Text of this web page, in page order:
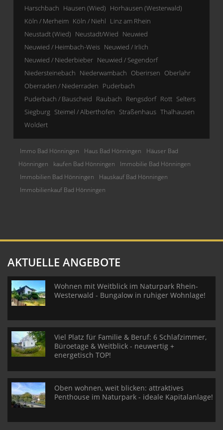
Harschbach Hausen (Wied) Horhausen (Westerwald)
Köln / Merheim Köln / Niehl Linz am Rhein
Neustadt (Wied) Neustadt/Wied Neuwied
Neuwied / Heimbach-Weis Neuwied / Irlich
Neuwied / Niederbieber Neuwied / Segendorf
Niedersteinebach Niederwambach Oberirsen Oberlahr
Oberraden / Niederraden Puderbach
Puderbach / Bauscheid Raubach Rengsdorf Rott Selters
Siegburg Steimel / Alberthofen Straßenhaus Thalhausen
Woldert
Immo Bad Hönningen Haus Bad Hönningen
Häuser Bad
Hönningen
kaufen Bad Hönningen
Immobilie Bad Hönningen
Immobilien Bad Hönningen
Hauskauf Bad Hönningen
Immobilienkauf Bad Hönningen
AKTUELLE ANGEBOTE
Wohnen mit Weitblick im Naturpark Rhein-
Westerwald - Bungalow in ruhiger Wohnlage!
Viel Platz für Familie & Beruf: 6 Schlafzimmer,
Büroetage & Weitblick - neuwertig +
energetisch TOP!
Oben wohnen, weit blicken: attraktives
Penthouse im Naturpark - ideale Kapitalanlage!